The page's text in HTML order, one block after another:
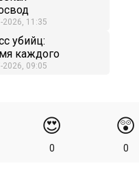
2026, 11:35
убийц:
каждого
2026, 09:05
😍
0
😲
0